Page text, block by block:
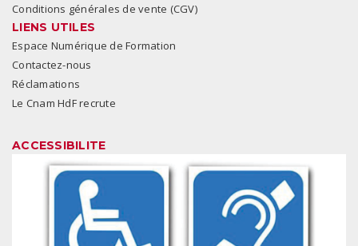
Conditions générales de vente (CGV)
LIENS UTILES
Espace Numérique de Formation
Contactez-nous
Réclamations
Le Cnam HdF recrute
ACCESSIBILITE